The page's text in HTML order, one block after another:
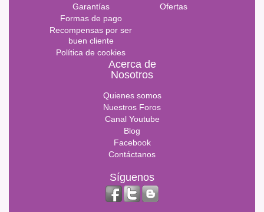
Garantías
Formas de pago
Recompensas por ser
buen cliente
Política de cookies
Ofertas
Acerca de
Nosotros
Quienes somos
Nuestros Foros
Canal Youtube
Blog
Facebook
Contáctanos
Síguenos